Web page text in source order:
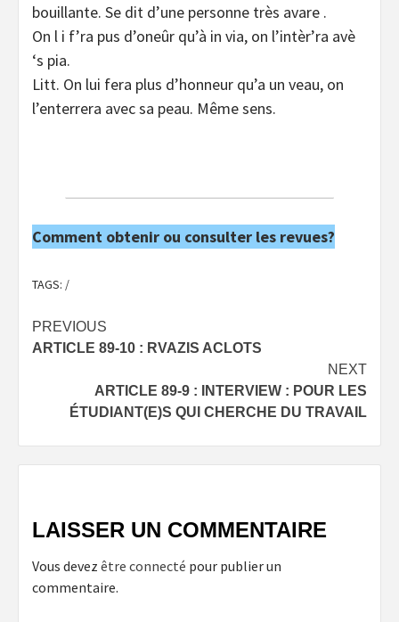
bouillante. Se dit d’une personne très avare .
On l i f’ra pus d’oneûr qu’à in via, on l’intèr’ra avè
‘s pia.
Litt. On lui fera plus d’honneur qu’a un veau, on
l’enterrera avec sa peau. Même sens.
Comment obtenir ou consulter les revues?
TAGS: /
Post
navigation
PREVIOUS
ARTICLE 89-10 : RVAZIS ACLOTS
NEXT
ARTICLE 89-9 : INTERVIEW : POUR LES
ÉTUDIANT(E)S QUI CHERCHE DU TRAVAIL
LAISSER UN COMMENTAIRE
Vous devez être connecté pour publier un
commentaire.